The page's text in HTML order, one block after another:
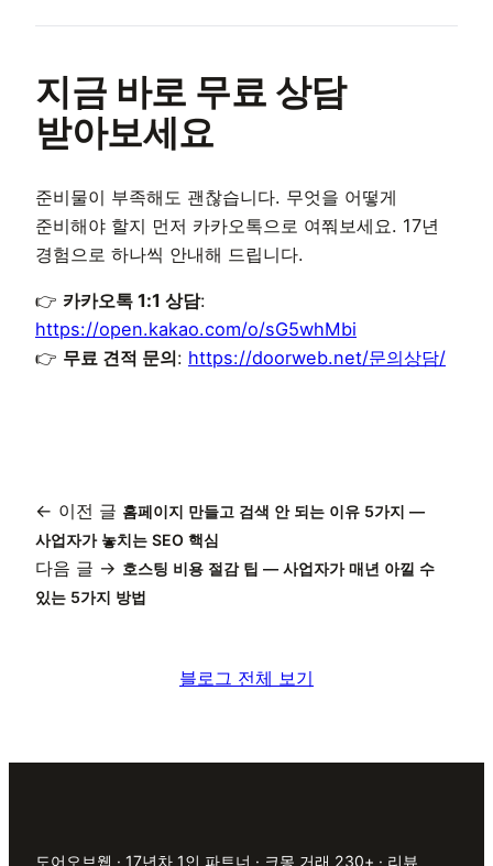
지금 바로 무료 상담
받아보세요
준비물이 부족해도 괜찮습니다. 무엇을 어떻게
준비해야 할지 먼저 카카오톡으로 여쭤보세요. 17년
경험으로 하나씩 안내해 드립니다.
👉 카카오톡 1:1 상담:
https://open.kakao.com/o/sG5whMbi
👉 무료 견적 문의: https://doorweb.net/문의상담/
← 이전 글 홈페이지 만들고 검색 안 되는 이유 5가지 —
사업자가 놓치는 SEO 핵심
다음 글 → 호스팅 비용 절감 팁 — 사업자가 매년 아낄 수
있는 5가지 방법
블로그 전체 보기
도어오브웹 · 17년차 1인 파트너 · 크몽 거래 230+ · 리뷰